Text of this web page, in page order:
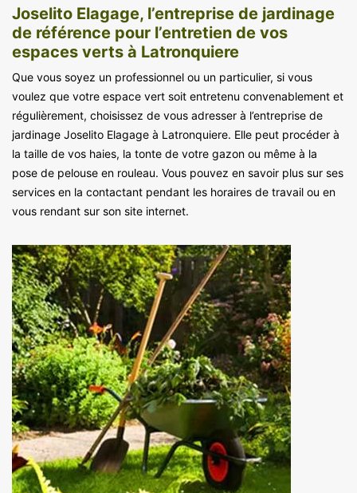
Joselito Elagage, l’entreprise de jardinage
de référence pour l’entretien de vos
espaces verts à Latronquiere
Que vous soyez un professionnel ou un particulier, si vous
voulez que votre espace vert soit entretenu convenablement et
régulièrement, choisissez de vous adresser à l’entreprise de
jardinage Joselito Elagage à Latronquiere. Elle peut procéder à
la taille de vos haies, la tonte de votre gazon ou même à la
pose de pelouse en rouleau. Vous pouvez en savoir plus sur ses
services en la contactant pendant les horaires de travail ou en
vous rendant sur son site internet.